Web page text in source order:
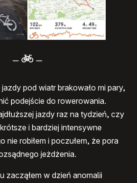
– –
pod wiatr brakowało mi pary,
podejście do rowerowania.
jazdy raz na tydzień, czy
i bardziej intensywne
nie robiłem i poczułem, że pora
jeżdżenia.
zacząłem w dzień anomalii